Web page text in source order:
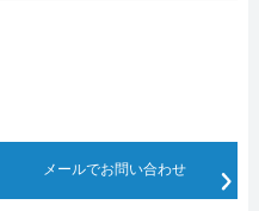
メールでお問い合わせ